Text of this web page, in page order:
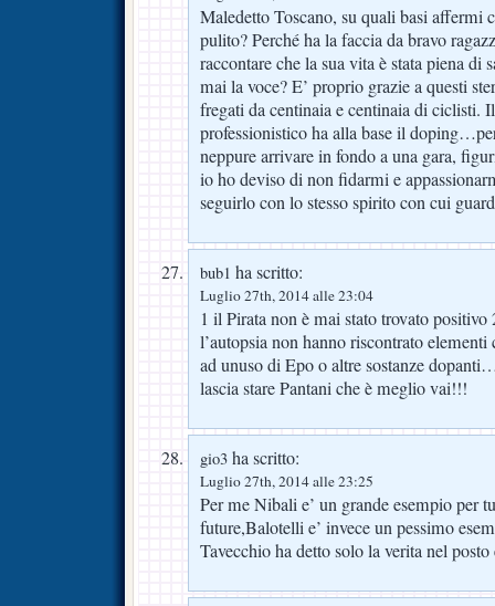
Maledetto Toscano, su quali basi affermi
pulito? Perché ha la faccia da bravo
raccontare che la sua vita è stata piena di
mai la voce? E’ proprio grazie a questi
fregati da centinaia e centinaia di ciclisti.
professionistico ha alla base il
neppure arrivare in fondo a una gara,
io ho deviso di non fidarmi e
seguirlo con lo stesso spirito con cui
bub1 ha scritto:
Luglio 27th, 2014 alle 23:04
1 il Pirata non è mai stato trovato positivo
l’autopsia non hanno riscontrato elementi
ad unuso di Epo o altre sostanze
lascia stare Pantani che è meglio vai!!!
gio3 ha scritto:
Luglio 27th, 2014 alle 23:25
Per me Nibali e’ un grande esempio per
future,Balotelli e’ invece un pessimo
Tavecchio ha detto solo la verita nel